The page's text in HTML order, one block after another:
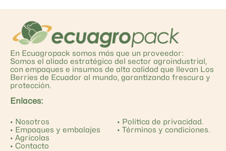
En Ecuagropack somos más que un proveedor:
Somos el aliado estratégico del sector agroindustrial,
con empaques e insumos de alta calidad que llevan Los
Berries de Ecuador al mundo, garantizando frescura y
protección.
Enlaces:
• Nosotros
• Empaques y embalajes
• Agrícolas
• Contacto
• Política de privacidad.
• Términos y condiciones.